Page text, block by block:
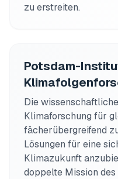
zu erstreiten.
Potsdam-
Die
Klimaforschung für
fächerübergreifend
Lösungen für eine
Klimazukunft
doppelte Mission